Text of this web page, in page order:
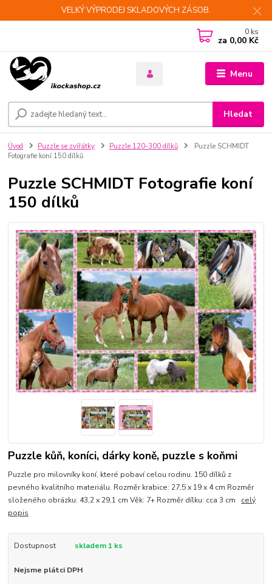
VELKÝ VÝPRODEJ SKLADOVÝCH ZÁSOB.
Menu
Hledat
0 ks
za 0,00 Kč
Úvod Puzzle se zvířátky Puzzle 120-300 dílků
Puzzle SCHMIDT
Fotografie koní 150 dílků
Puzzle SCHMIDT Fotografie koní
150 dílků
Puzzle kůň, koníci, dárky koně, puzzle s koňmi
Puzzle pro milovníky koní, které pobaví celou rodinu. 150 dílků z
pevného kvalitního materiálu. Rozměr krabice: 27,5 x 19 x 4 cm Rozměr
složeného obrázku: 43,2 x 29,1 cm Věk: 7+ Rozměr dílku: cca 3 cm celý
popis
Dostupnost skladem 1 ks
Nejsme plátci DPH